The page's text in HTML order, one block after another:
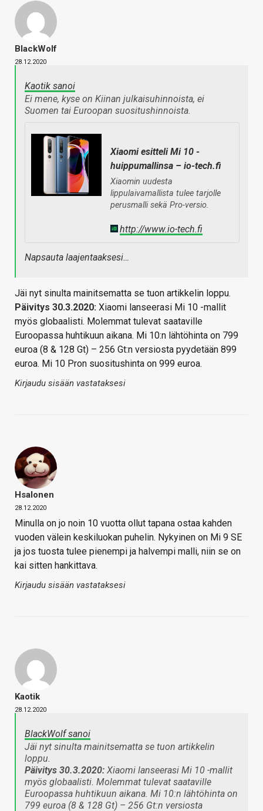
BlackWolf
28.12.2020
Kaotik sanoi
Ei mene, kyse on Kiinan julkaisuhinnoista, ei
Suomen tai Euroopan suositushinnoista.
Xiaomi esitteli Mi 10 -
huippumallinsa – io-tech.fi
Xiaomin uudesta
lippulaivamallista tulee tarjolle
perusmalli sekä Pro-versio.
http://www.io-tech.fi
Napsauta laajentaaksesi…
Jäi nyt sinulta mainitsematta se tuon artikkelin loppu.
Päivitys 30.3.2020: Xiaomi lanseerasi Mi 10 -mallit
myös globaalisti. Molemmat tulevat saataville
Euroopassa huhtikuun aikana. Mi 10:n lähtöhinta on 799
euroa (8 & 128 Gt) – 256 Gt:n versiosta pyydetään 899
euroa. Mi 10 Pron suositushinta on 999 euroa.
Kirjaudu sisään vastataksesi
Hsalonen
28.12.2020
Minulla on jo noin 10 vuotta ollut tapana ostaa kahden
vuoden välein keskiluokan puhelin. Nykyinen on Mi 9 SE
ja jos tuosta tulee pienempi ja halvempi malli, niin se on
kai sitten hankittava.
Kirjaudu sisään vastataksesi
Kaotik
28.12.2020
BlackWolf sanoi
Jäi nyt sinulta mainitsematta se tuon artikkelin
loppu.
Päivitys 30.3.2020: Xiaomi lanseerasi Mi 10 -mallit
myös globaalisti. Molemmat tulevat saataville
Euroopassa huhtikuun aikana. Mi 10:n lähtöhinta on
799 euroa (8 & 128 Gt) – 256 Gt:n versiosta